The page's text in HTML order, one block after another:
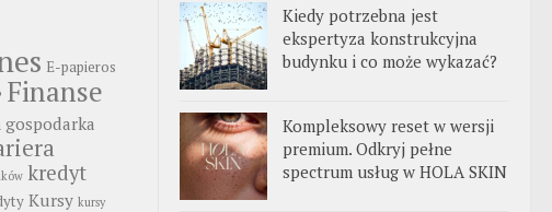
Kiedy potrzebna jest
ekspertyza konstrukcyjna
budynku i co może wykazać?
Kompleksowy reset w wersji
premium. Odkryj pełne
spectrum usług w HOLA SKIN
E-papieros
Finanse
gospodarka
kredyt
Kursy kursy